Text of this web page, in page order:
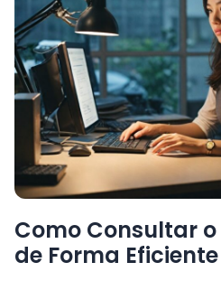
Como Consultar o
de Forma